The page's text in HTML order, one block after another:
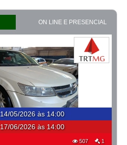
ON LINE E PRESENCIAL
14/05/2026 às 14:00
17/06/2026 às 14:00
507 1